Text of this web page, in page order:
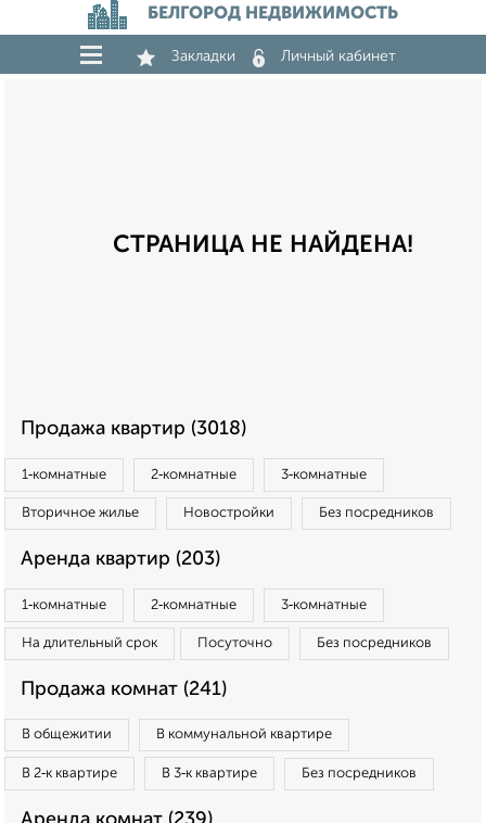
БЕЛГОРОД НЕДВИЖИМОСТЬ
Закладки Личный кабинет
СТРАНИЦА НЕ НАЙДЕНА!
Продажа квартир (3018)
1‑комнатные 2‑комнатные 3‑комнатные
Вторичное жилье Новостройки Без посредников
Аренда квартир (203)
1‑комнатные 2‑комнатные 3‑комнатные
На длительный срок Посуточно Без посредников
Продажа комнат (241)
В общежитии В коммунальной квартире
В 2‑к квартире В 3‑к квартире Без посредников